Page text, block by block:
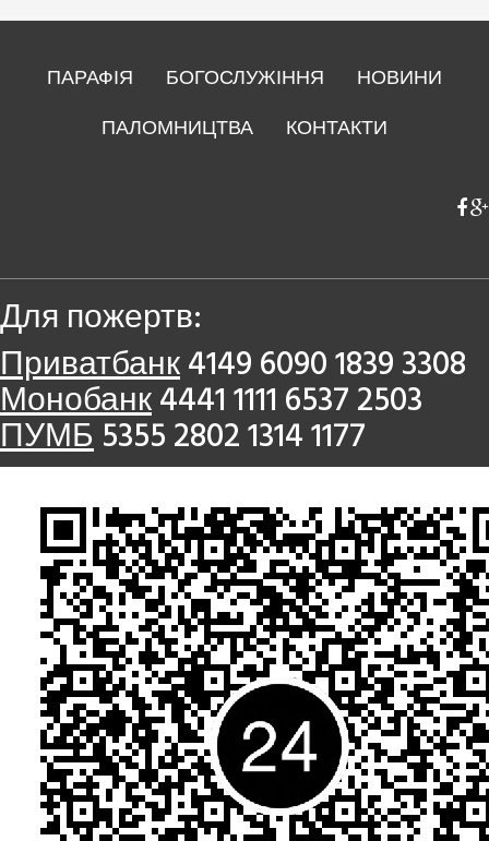
ПАРАФІЯ БОГОСЛУЖІННЯ
НОВИНИ
ПАЛОМНИЦТВА
КОНТАКТИ
Для пожертв:
Приватбанк4149 6090 1839 3308
Монобанк4441 1111 6537 2503
ПУМБ5355 2802 1314 1177